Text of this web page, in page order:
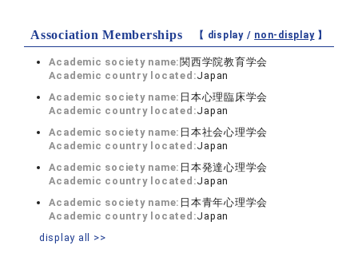
Association Memberships 【 display / non-display】
Academic society name: 関西学院教育学会
Academic country located:Japan
Academic society name: 日本心理臨床学会
Academic country located:Japan
Academic society name: 日本社会心理学会
Academic country located:Japan
Academic society name: 日本発達心理学会
Academic country located:Japan
Academic society name: 日本青年心理学会
Academic country located:Japan
display all >>